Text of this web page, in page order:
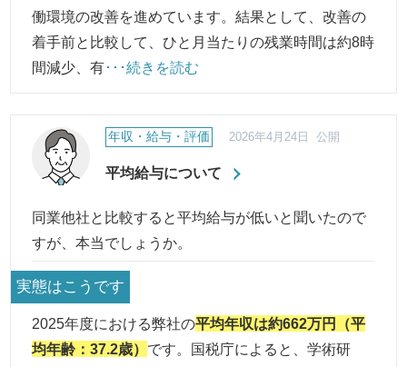
働環境の改善を進めています。結果として、改善の
着手前と比較して、ひと月当たりの残業時間は約8時
間減少、有･･･続きを読む
平均給与について
年収・給与・評価 2026年4月24日 公開
同業他社と比較すると平均給与が低いと聞いたので
すが、本当でしょうか。
実態はこうです
2025年度における弊社の平均年収は約662万円（平
均年齢：37.2歳） です。国税庁によると、学術研